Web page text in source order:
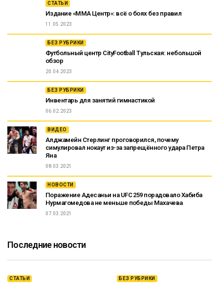
СТАТЬИ
Издание «ММА Центр»: всё о боях без правил
11.05.2023
БЕЗ РУБРИКИ
Футбольный центр CityFootball Тульская: небольшой
обзор
20.04.2023
БЕЗ РУБРИКИ
Инвентарь для занятий гимнастикой
06.02.2023
ВИДЕО
Алджамейн Стерлинг проговорился, почему
симулировал нокаут из-за запрещённого удара Петра
Яна
08.03.2021
НОВОСТИ
Поражение Адесаньи на UFC 259 порадовало Хабиба
Нурмагомедова не меньше победы Махачева
07.03.2021
Последние новости
СТАТЬИ БЕЗ РУБРИКИ